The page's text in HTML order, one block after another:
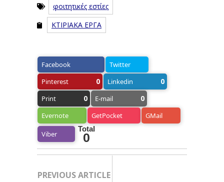
φοιτητικές εστίες
ΚΤΙΡΙΑΚΑ ΕΡΓΑ
Facebook
Twitter
Pinterest
0 Linkedin 0
Print 0 E-mail 0
Evernote GetPocket GMail
Viber
Total
0
PREVIOUS ARTICLE